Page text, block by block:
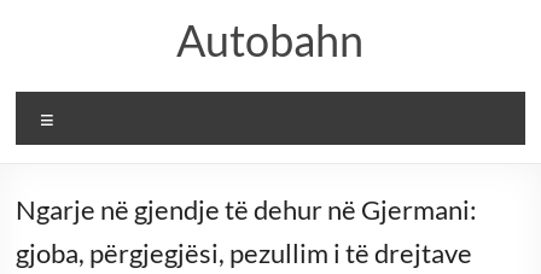
Autobahn
Ngarje në gjendje të dehur në Gjermani:
gjoba, përgjegjësi, pezullim i të drejtave